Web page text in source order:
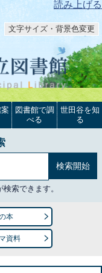
読み上げる
文字サイズ・背景色変更
図書館で調
べる
世田谷を知
る
索できます。
本
資料